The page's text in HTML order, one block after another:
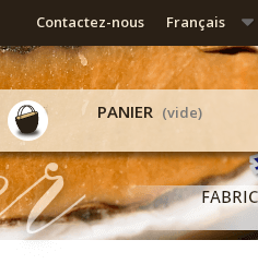
Français
Contactez-nous
PANIER (vide)